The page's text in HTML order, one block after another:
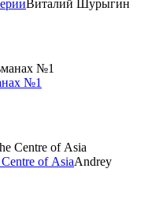
Виталий Шурыгин
№1
of AsiaAndrey